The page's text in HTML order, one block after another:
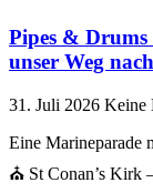
Pipes &
unser Weg
31. Juli 2026 Keine
Eine Marineparade
⛪ St Conan’s Kirk